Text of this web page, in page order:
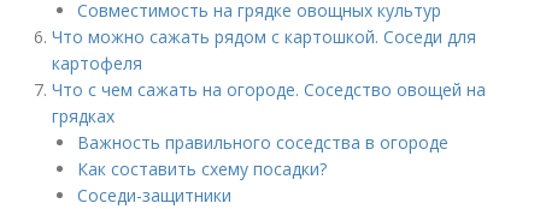
Совместимость на грядке овощных культур
Что можно сажать рядом с картошкой. Соседи для
картофеля
Что с чем сажать на огороде. Соседство овощей на
грядках
Важность правильного соседства в огороде
Как составить схему посадки?
Соседи-защитники